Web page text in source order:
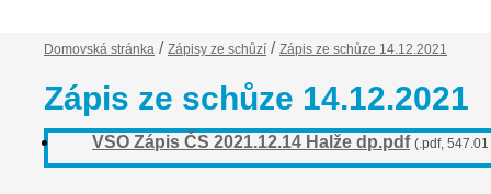
Domovská stránka / Zápisy ze schůzí / Zápis ze schůze 14.12.2021
Zápis ze schůze 14.12.2021
VSO Zápis ČS 2021.12.14 Halže dp.pdf (.pdf, 547.01